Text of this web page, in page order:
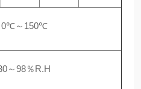
0℃～150℃
～98％R.H